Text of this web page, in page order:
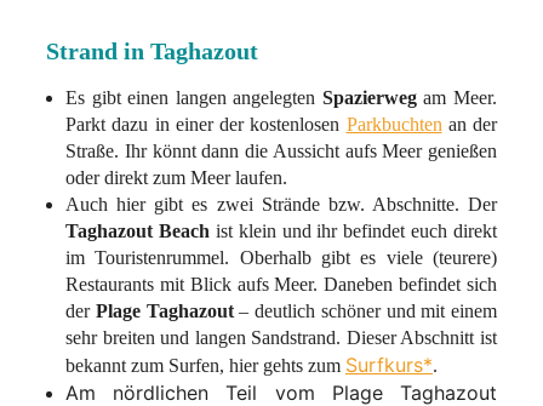
Strand in Taghazout
Es gibt einen langen angelegten Spazierwegam Meer.
Parkt dazu in einer der kostenlosen Parkbuchten an der
Straße. Ihr könnt dann die Aussicht aufs Meer genießen
oder direkt zum Meer laufen.
Auch hier gibt es zwei Strände bzw. Abschnitte. Der
Taghazout Beach ist klein und ihr befindet euch direkt
im Touristenrummel. Oberhalb gibt es viele (teurere)
Restaurants mit Blick aufs Meer. Daneben befindet sich
der Plage Taghazout– deutlich schöner und mit einem
sehr breiten und langen Sandstrand. Dieser Abschnitt ist
bekannt zum Surfen, hier gehts zum Surfkurs*.
Am nördlichen Teil vom Plage Taghazout